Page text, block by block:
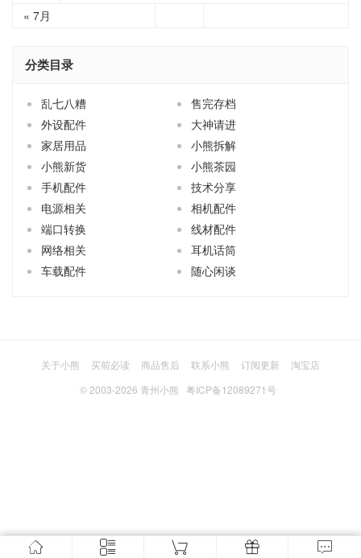
« 7月
分类目录
乱七八糟
售完存档
外设配件
大神请进
家居用品
小熊拆解
小熊新货
小熊茶园
手机配件
技术分享
电源相关
相机配件
端口转换
线材配件
网络相关
耳机话筒
车载配件
随心闲谈
关于小熊 买前必读 商品售后 联系小熊 订阅更新
淘宝店
© 2003-2026 青州小熊 粤ICP备12089271号